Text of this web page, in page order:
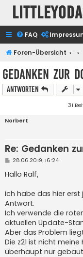
FAQ
Foren-Übersicht
Gedanken zur
Antworten
31
Norbert
Re: Gedanken
B
i
t
a
g
28.06.2019, 16:24
Hallo Ralf,
ich habe das hier erst
Antwort.
Ich verwende die
aktuellen Update-
Aber das Problem
Die z21 ist nicht
überhaupt nur